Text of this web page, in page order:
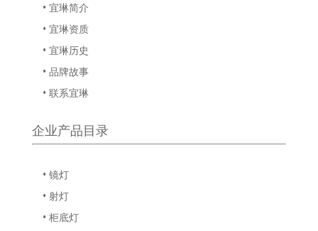
• 宜琳简介
• 宜琳资质
• 宜琳历史
• 品牌故事
• 联系宜琳
企业产品目录
• 镜灯
• 射灯
• 柜底灯